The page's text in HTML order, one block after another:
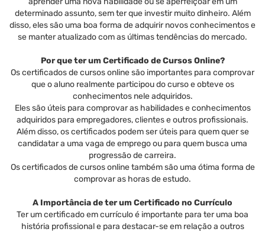
determinado assunto, sem ter que investir muito dinheiro. Além
disso, eles são uma boa forma de adquirir novos conhecimentos e
se manter atualizado com as últimas tendências do mercado.
Por que ter um Certificado de Cursos Online?
Os certificados de cursos online são importantes para comprovar
que o aluno realmente participou do curso e obteve os
conhecimentos nele adquiridos.
Eles são úteis para comprovar as habilidades e conhecimentos
adquiridos para empregadores, clientes e outros profissionais.
Além disso, os certificados podem ser úteis para quem quer se
candidatar a uma vaga de emprego ou para quem busca uma
progressão de carreira.
Os certificados de cursos online também são uma ótima forma de
comprovar as horas de estudo.
A Importância de ter um Certificado no Currículo
Ter um certificado em currículo é importante para ter uma boa
história profissional e para destacar-se em relação a outros